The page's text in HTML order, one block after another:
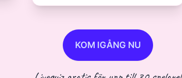
KOM IGÅNG NU